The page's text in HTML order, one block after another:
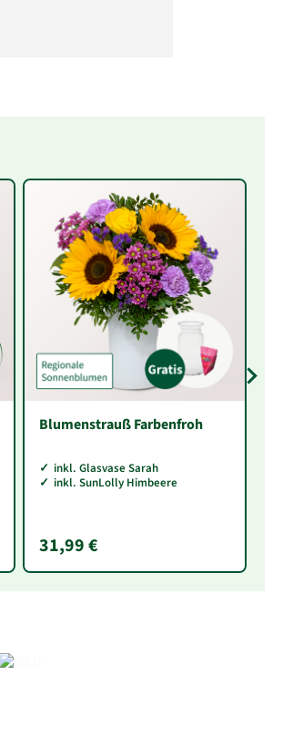
Blumenstrauß Farbenfroh
inkl. Glasvase Sarah
inkl. SunLolly Himbeere
31,99 €